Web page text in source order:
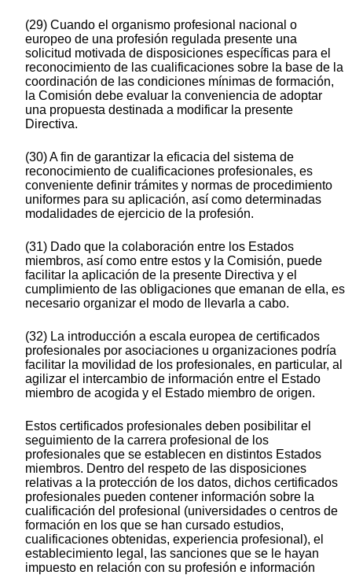
(29) Cuando el organismo profesional nacional o
europeo de una profesión regulada presente una
solicitud motivada de disposiciones específicas para el
reconocimiento de las cualificaciones sobre la base de la
coordinación de las condiciones mínimas de formación,
la Comisión debe evaluar la conveniencia de adoptar
una propuesta destinada a modificar la presente
Directiva.
(30) A fin de garantizar la eficacia del sistema de
reconocimiento de cualificaciones profesionales, es
conveniente definir trámites y normas de procedimiento
uniformes para su aplicación, así como determinadas
modalidades de ejercicio de la profesión.
(31) Dado que la colaboración entre los Estados
miembros, así como entre estos y la Comisión, puede
facilitar la aplicación de la presente Directiva y el
cumplimiento de las obligaciones que emanan de ella, es
necesario organizar el modo de llevarla a cabo.
(32) La introducción a escala europea de certificados
profesionales por asociaciones u organizaciones podría
facilitar la movilidad de los profesionales, en particular, al
agilizar el intercambio de información entre el Estado
miembro de acogida y el Estado miembro de origen.
Estos certificados profesionales deben posibilitar el
seguimiento de la carrera profesional de los
profesionales que se establecen en distintos Estados
miembros. Dentro del respeto de las disposiciones
relativas a la protección de los datos, dichos certificados
profesionales pueden contener información sobre la
cualificación del profesional (universidades o centros de
formación en los que se han cursado estudios,
cualificaciones obtenidas, experiencia profesional), el
establecimiento legal, las sanciones que se le hayan
impuesto en relación con su profesión e información